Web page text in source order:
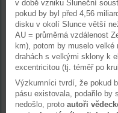
v době vzniku Sluneční
pokud by byl před 4,56
disku v okolí Slunce větší
AU = průměrná vzdálenost
km), potom by muselo
drahách s velkými sklony k
excentricitou (tj. téměř po
Výzkumníci tvrdí, že pokud
pásu existovala, podařilo by
nedošlo, proto autoři